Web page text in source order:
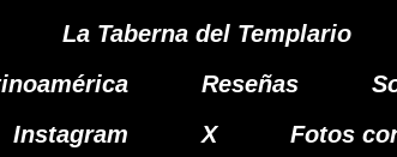
La Taberna del Templario
Reseñas
Instagram X Fotos